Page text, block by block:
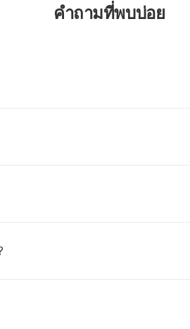
คำถามที่พบบ่อย